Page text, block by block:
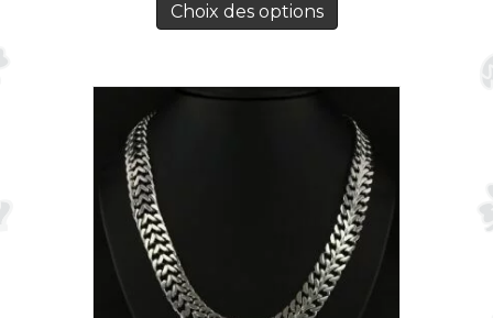
Choix des options